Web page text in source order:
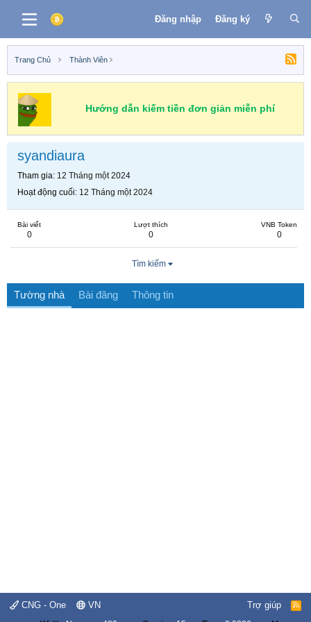
Đăng nhập Đăng ký
Trang Chủ Thành Viên
Hướng dẫn kiếm tiền đơn giản miễn phí
syandiaura
Tham gia 12 Tháng một 2024
Hoạt động cuối 12 Tháng một 2024
Bài viết
0
Lượt thích
0
VNB Token
0
Tìm kiếm
Tường nhà Bài đăng Thông tin
CNG - One VN Trợ giúp
R